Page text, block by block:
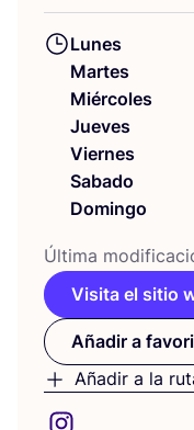
Lunes
Martes
Miércoles
Jueves
Viernes
Sabado
Domingo
Últi­ma
Visita el sitio
Añadir a
Añadir a la